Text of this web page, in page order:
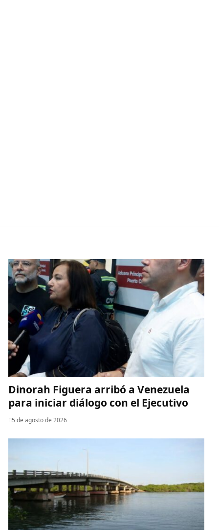
Dinorah Figuera arribó a Venezuela
para iniciar diálogo con el Ejecutivo
5 de agosto de 2026